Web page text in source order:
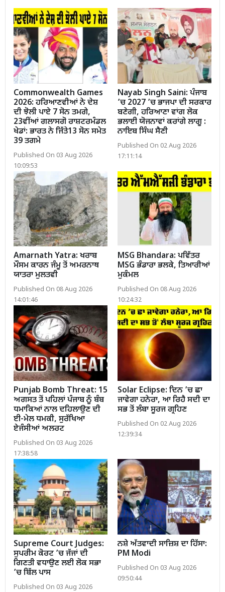
Commonwealth Games
2026: ਹਰਿਆਣਵੀਆਂ ਨੇ ਦੇਸ਼
ਦੀ ਝੋਲੀ ਪਾਏ 7 ਸੋਨ ਤਮਗੇ,
23ਵੀਂਆਂ ਗਲਾਸਗੋ ਰਾਸ਼ਟਰਮੰਡਲ
ਖੇਡਾਂ: ਭਾਰਤ ਨੇ ਜਿੱਤੇ13 ਸੋਨ ਸਮੇਤ
39 ਤਗਮੇ
Published On 03 Aug 2026
10:09:53
Nayab Singh Saini: ਪੰਜਾਬ
’ਚ 2027 ’ਚ ਭਾਜਪਾ ਦੀ ਸਰਕਾਰ
ਬਣੇਗੀ, ਹਰਿਆਣਾ ਵਾਂਗ ਲੋਕ
ਭਲਾਈ ਯੋਜਨਾਵਾਂ ਕਰਾਂਗੇ ਲਾਗੂ :
ਨਾਇਬ ਸਿੰਘ ਸੈਣੀ
Published On 02 Aug 2026
17:11:14
Amarnath Yatra: ਖਰਾਬ
ਮੌਸਮ ਕਾਰਨ ਜੰਮੂ ਤੋਂ ਅਮਰਨਾਥ
ਯਾਤਰਾ ਮੁਲਤਵੀ
Published On 08 Aug 2026
14:01:46
MSG Bhandara: ਪਵਿੱਤਰ
MSG ਭੰਡਾਰਾ ਭਲਕੇ, ਤਿਆਰੀਆਂ
ਮੁਕੰਮਲ
Published On 08 Aug 2026
10:24:32
Punjab Bomb Threat: 15
ਅਗਸਤ ਤੋਂ ਪਹਿਲਾਂ ਪੰਜਾਬ ਨੂੰ ਬੰਬ
ਧਮਾਕਿਆਂ ਨਾਲ ਦਹਿਲਾਉਣ ਦੀ
ਈ-ਮੇਲ ਧਮਕੀ, ਸੁਰੱਖਿਆ
ਏਜੰਸੀਆਂ ਅਲਰਟ
Published On 03 Aug 2026
17:38:58
Solar Eclipse: ਦਿਨ ’ਚ ਛਾ
ਜਾਵੇਗਾ ਹਨੇਰਾ, ਆ ਰਿਹੈ ਸਦੀ ਦਾ
ਸਭ ਤੋਂ ਲੰਬਾ ਸੂਰਜ ਗ੍ਰਹਿਣ
Published On 02 Aug 2026
12:39:34
Supreme Court Judges:
ਸੁਪਰੀਮ ਕੋਰਟ ’ਚ ਜੱਜਾਂ ਦੀ
ਗਿਣਤੀ ਵਧਾਉਣ ਲਈ ਲੋਕ ਸਭਾ
’ਚ ਬਿੱਲ ਪਾਸ
Published On 03 Aug 2026
ਨਸ਼ੇ ਅੱਤਵਾਦੀ ਸਾਜ਼ਿਸ਼ ਦਾ ਹਿੱਸਾ:
PM Modi
Published On 03 Aug 2026
09:50:44